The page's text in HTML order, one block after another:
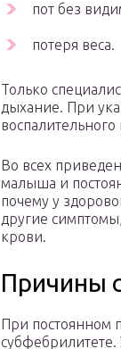
пот без
потеря веса.
Только
дыхание. При
Во всех
малыша и
почему у
другие
крови.
Причины
При постоянном